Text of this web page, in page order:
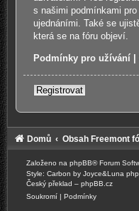
s našimi podmínkami
ujednáními. Také se
která se na fóru objeví.
Podmínky pro užívání |
Registrovat
Domů Obsah Freemont
Založeno na phpBB® Forum
Style: Carbon by Joyce&Luna
Český překlad – phpBB.cz
Soukromí | Podmínky